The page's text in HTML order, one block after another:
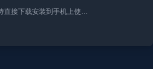
直接下载安装到手机上使…